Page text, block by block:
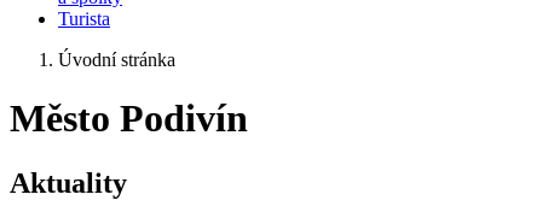
Turista
Úvodní stránka
Město Podivín
Aktuality